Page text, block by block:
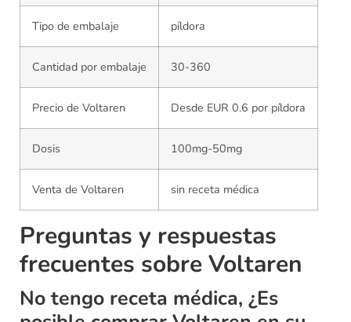
Tipo de embalaje píldora
Cantidad por embalaje 30-360
Precio de Voltaren Desde EUR 0.6 por píldora
Dosis 100mg-50mg
Venta de Voltaren sin receta médica
Preguntas y respuestas
frecuentes sobre Voltaren
No tengo receta médica, ¿Es